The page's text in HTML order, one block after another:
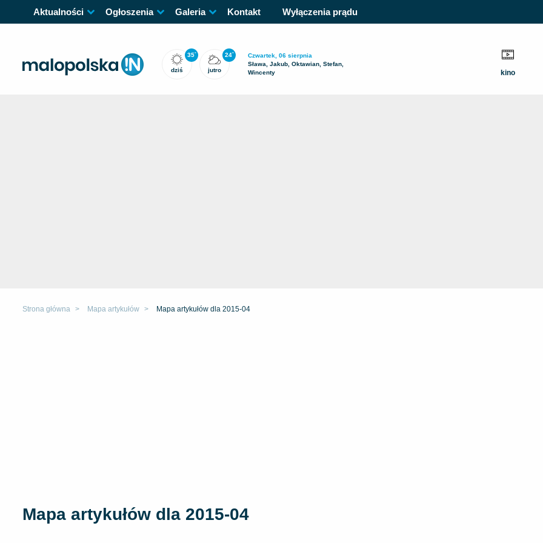
Aktualności Ogłoszenia Galeria Kontakt Wyłączenia prądu
35°
dziś
24°
jutro
Czwartek, 06 sierpnia
Sława, Jakub, Oktawian, Stefan,
Wincenty
kino
Strona główna Mapa artykułów Mapa artykułów dla 2015-04
Mapa artykułów dla 2015-04